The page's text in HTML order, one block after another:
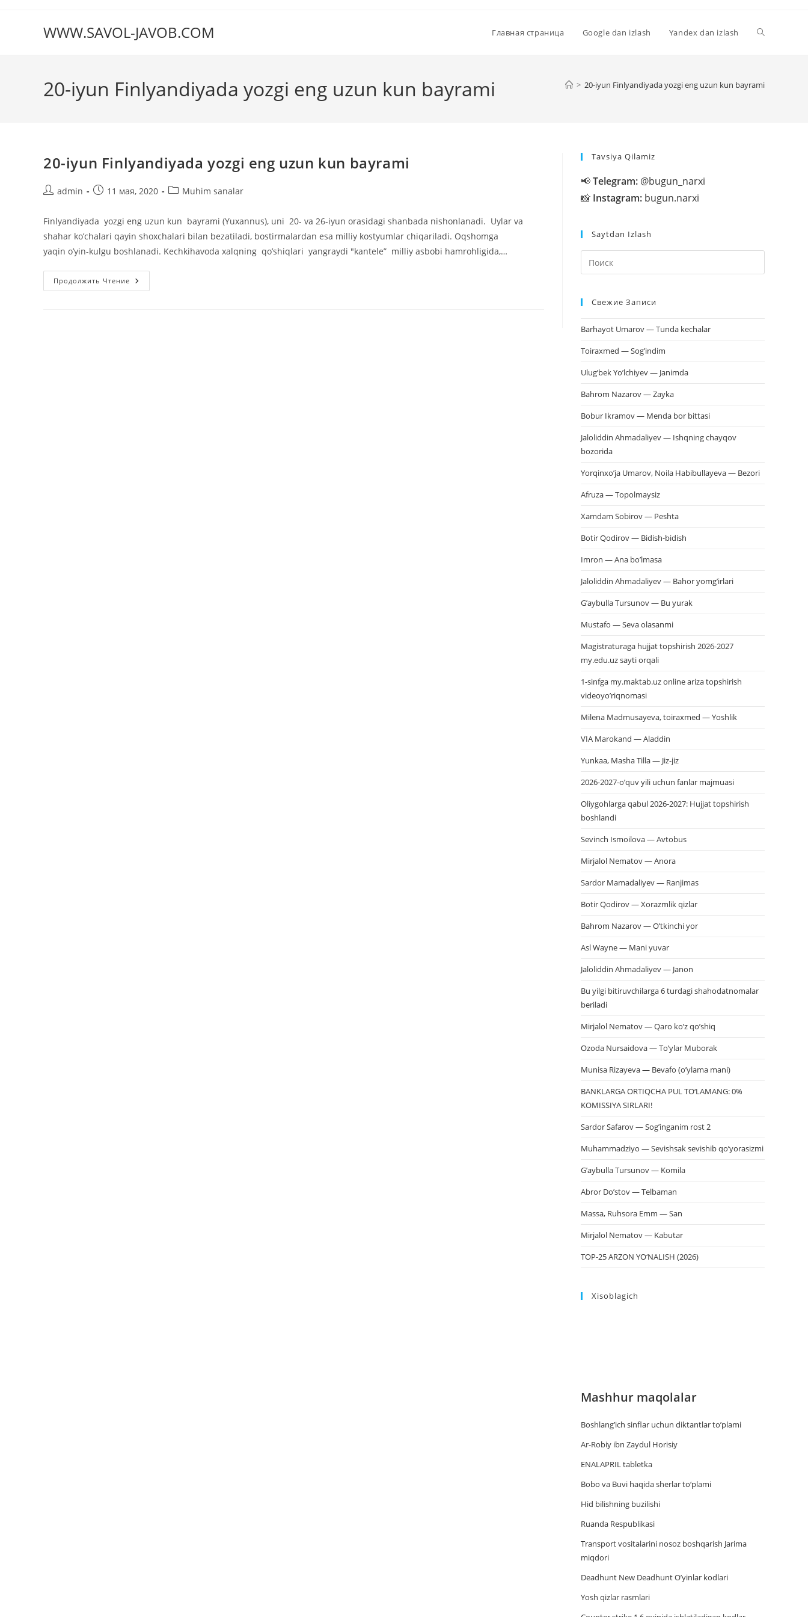
содержимомуWWW.SAVOL-JAVOB.COM Главная страница Google dan izlash Yandex dan izlash
20-iyun Finlyandiyada yozgi eng uzun kun bayrami > 20-iyun Finlyandiyada yozgi eng uzun kun bayrami
20-iyun Finlyandiyada yozgi eng uzun kun bayrami
Авторadmin
Запись11 мая, 2020
Рубрика
Muhim sanalar
Finlyandiyada yozgi eng uzun kun bayrami (Yuxannus), uni 20- va 26-iyun orasidagi shanbada nishonlanadi. Uylar va
shahar ko’chalari qayin shoxchalari bilan bezatiladi, bostirmalardan esa milliy kostyumlar chiqariladi. Oqshomga
yaqin o’yin-kulgu boshlanadi. Kechkihavoda xalqning qo’shiqlari yangraydi "kantele” milliy asbobi hamrohligida,…
Продолжить Чтение 20-
Iyun
Tavsiya Qilamiz
📢Telegram: @bugun_narxi
📸 Instagram: bugun.narxi
Saytdan Izlash
клавишу
Свежие Записи
Barhayot Umarov — Tunda kechalar
Toiraxmed — Sog’indim
Ulug’bek Yo’lchiyev — Janimda
Bahrom Nazarov — Zayka
Bobur Ikramov — Menda bor bittasi
Jaloliddin Ahmadaliyev — Ishqning chayqov
bozorida
Yorqinxo’ja Umarov, Noila Habibullayeva — Bezori
Afruza — Topolmaysiz
Xamdam Sobirov — Peshta
Botir Qodirov — Bidish-bidish
Imron — Ana bo’lmasa
Jaloliddin Ahmadaliyev — Bahor yomg’irlari
G’aybulla Tursunov — Bu yurak
Mustafo — Seva olasanmi
Magistraturaga hujjat topshirish 2026-2027
my.edu.uz sayti orqali
1-sinfga my.maktab.uz online ariza topshirish
videoyo’riqnomasi
Milena Madmusayeva, toiraxmed — Yoshlik
VIA Marokand — Aladdin
Yunkaa, Masha Tilla — Jiz-jiz
2026-2027-o’quv yili uchun fanlar majmuasi
Oliygohlarga qabul 2026-2027: Hujjat topshirish
boshlandi
Sevinch Ismoilova — Avtobus
Mirjalol Nematov — Anora
Sardor Mamadaliyev — Ranjimas
Botir Qodirov — Xorazmlik qizlar
Bahrom Nazarov — O’tkinchi yor
Asl Wayne — Mani yuvar
Jaloliddin Ahmadaliyev — Janon
Bu yilgi bitiruvchilarga 6 turdagi shahodatnomalar
beriladi
Mirjalol Nematov — Qaro ko’z qo’shiq
Ozoda Nursaidova — To’ylar Muborak
Munisa Rizayeva — Bevafo (o’ylama mani)
BANKLARGA ORTIQCHA PUL TO‘LAMANG: 0%
KOMISSIYA SIRLARI!
Sardor Safarov — Sog’inganim rost 2
Muhammadziyo — Sevishsak sevishib qo’yorasizmi
G’aybulla Tursunov — Komila
Abror Do’stov — Telbaman
Massa, Ruhsora Emm — San
Mirjalol Nematov — Kabutar
TOP-25 ARZON YO‘NALISH (2026)
Xisoblagich
Mashhur maqolalar
Boshlang’ich sinflar uchun diktantlar to’plami
Ar-Robiy ibn Zaydul Horisiy
ENALAPRIL tabletka
Bobo va Buvi haqida sherlar to‘plami
Hid bilishning buzilishi
Ruanda Respublikasi
Trаnsport vositаlаrini nosoz boshqаrish Jаrimа
miqdori
Deadhunt New Deadhunt O’yinlar kodlari
Yosh qizlar rasmlari